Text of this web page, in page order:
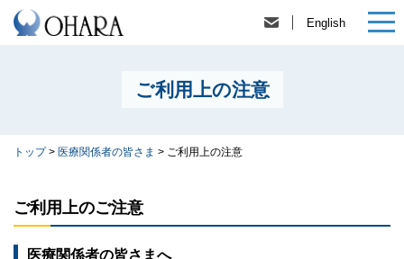
English
ご利用上の注意
トップ> 医療関係者の皆さま > ご利用上の注意
ご利用上のご注意
医療関係者の皆さまへ